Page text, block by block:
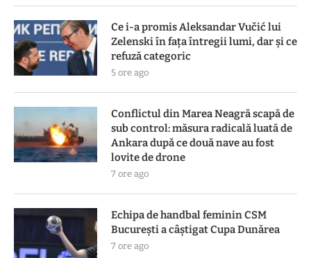
Ce i-a promis Aleksandar Vučić lui
Zelenski în fața întregii lumi, dar și ce
refuză categoric
5 ore ago
Conflictul din Marea Neagră scapă de
sub control: măsura radicală luată de
Ankara după ce două nave au fost
lovite de drone
7 ore ago
Echipa de handbal feminin CSM
Bucureşti a câştigat Cupa Dunărea
7 ore ago